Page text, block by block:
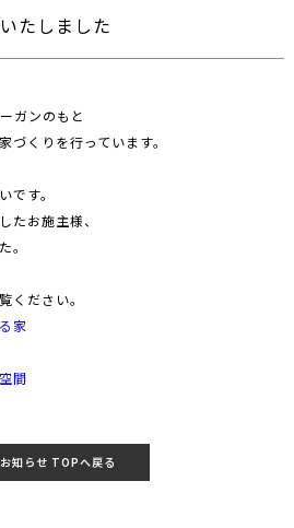
たしました
ガンのもと
づくりを行っています。
です。
たお施主様、
。
ください。
家
間
お知らせ TOPへ戻る